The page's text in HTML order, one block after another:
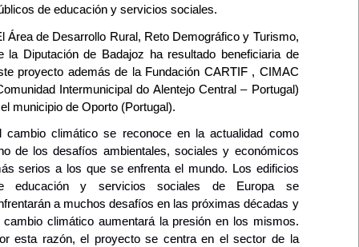
de educación y servicios sociales.
Área de Desarrollo Rural, Reto Demográfico y Turismo,
la Diputación de Badajoz ha resultado beneficiaria de
proyecto además de la Fundación CARTIF , CIMAC
Intermunicipal do Alentejo Central – Portugal)
municipio de Oporto (Portugal).
cambio climático se reconoce en la actualidad como
de los desafíos ambientales, sociales y económicos
serios a los que se enfrenta el mundo. Los edificios
educación y servicios sociales de Europa se
a muchos desafíos en las próximas décadas y
cambio climático aumentará la presión en los mismos.
esta razón, el proyecto se centra en el sector de la